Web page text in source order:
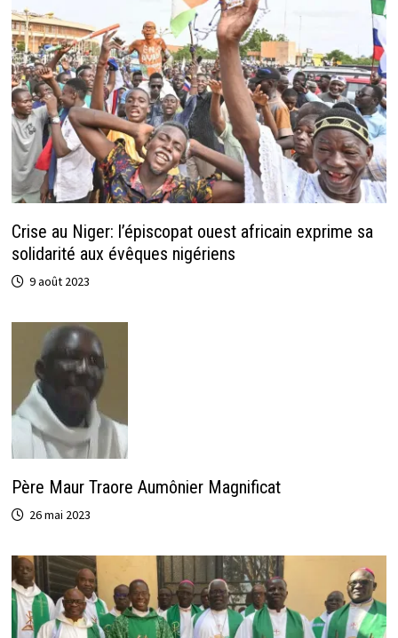
Crise au Niger: l’épiscopat ouest africain exprime sa
solidarité aux évêques nigériens
9 août 2023
Père Maur Traore Aumônier Magnificat
26 mai 2023